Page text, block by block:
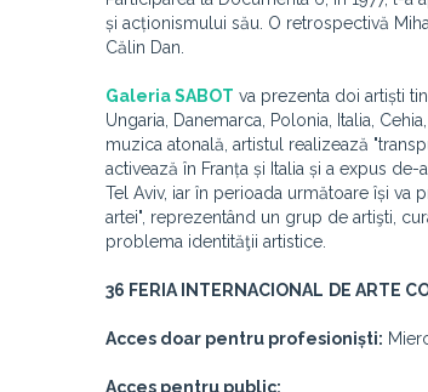
și acționismului său. O retrospectivă
Călin Dan.
Galeria SABOT va prezenta doi artiști
Ungaria, Danemarca, Polonia, Italia,
muzica atonală, artistul realizează
activează în Franța și Italia și a expus
Tel Aviv, iar în perioada următoare își
artei", reprezentând un grup de artişti,
problema identităţii artistice.
36 FERIA INTERNACIONAL DE ARTE
Acces doar pentru profesioniști: